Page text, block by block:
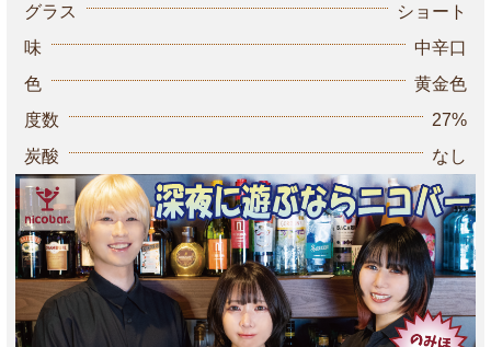
グラス
ショート
味
中辛口
色
黄金色
度数
27%
炭酸
なし